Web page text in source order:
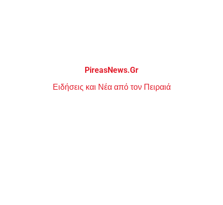
PireasNews.Gr
Ειδήσεις και Νέα από τον Πειραιά